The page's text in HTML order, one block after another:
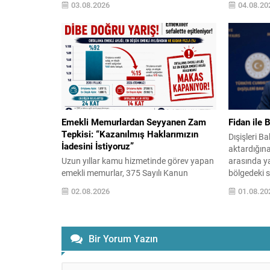
arasındaki gerilim petrol fiyatlarını yukarı
çekti; buna karşın Fed’in sıkı para
politikası beklentileri değerlemeleri
baskıladı ve ons altında düşüşler görüldü.
Gram ve Ons Fiyatları Gram...
03.08.2026
izleyerek
altın
seviye,
Emekli Memurlardan Seyyanen Zam
Tepkisi: “Kazanılmış Haklarımızın
İadesini İstiyoruz”
Uzun yıllar kamu hizmetinde görev yapan
emekli memurlar, 375 Sayılı Kanun
Hükmünde Kararname’nin (KHK) 40’ıncı
maddesiyle düzenlenen seyyanen zam
tepkilerini sürdürüyor. Emekli memurlar,
çalışma hayatları boyunca aldıkları
maaşların emeklilik döneminde belirli bir
02.08.2026
Fidan ile
Dışişleri
arasında
bölgedeki
ele alındı.
sona
Bir Yorum Yazın